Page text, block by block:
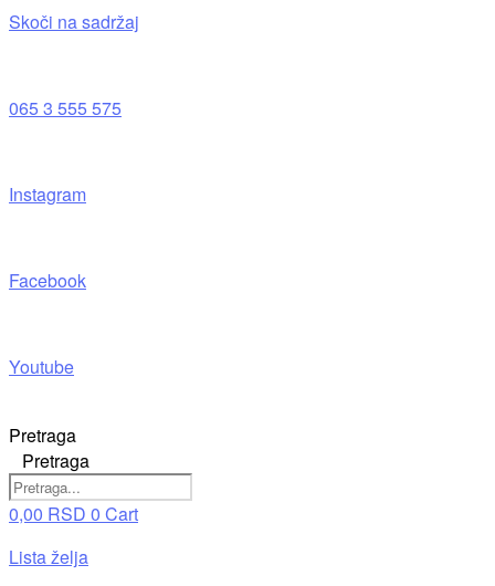
Skoči na sadržaj
065 3 555 575
Instagram
Facebook
Youtube
Pretraga
Pretraga
0,00 RSD 0 Cart
Lista želja